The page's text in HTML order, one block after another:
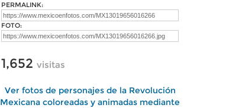
PERMALINK:
FOTO:
1,652 visitas
Ver fotos de personajes de la Revolución
Mexicana coloreadas y animadas mediante